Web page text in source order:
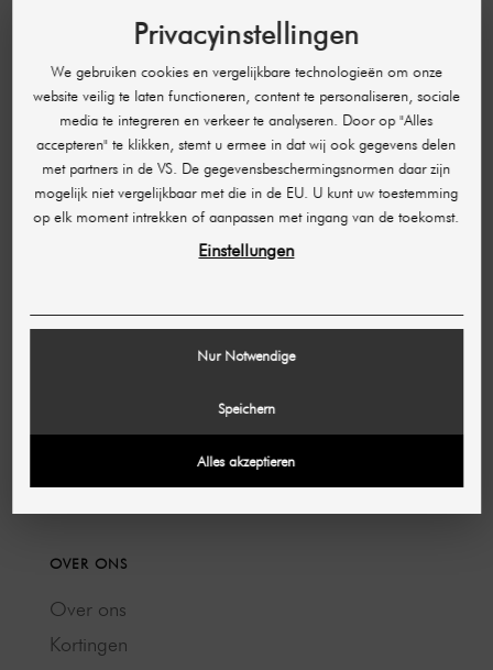
Toegankelijkheid
FAQ
Bestelling beheren
Annulering en retour
Betaalmethoden
Verzending en levertijd
Gegevensbescherming
OVER ONS
Over ons
Kortingen
Privacyinstellingen
We gebruiken cookies en vergelijkbare technologieën om onze
website veilig te laten functioneren, content te personaliseren, sociale
media te integreren en verkeer te analyseren. Door op "Alles
accepteren" te klikken, stemt u ermee in dat wij ook gegevens delen
met partners in de VS. De gegevensbeschermingsnormen daar zijn
mogelijk niet vergelijkbaar met die in de EU. U kunt uw toestemming
op elk moment intrekken of aanpassen met ingang van de toekomst.
Einstellungen
Nur Notwendige
Speichern
Alles akzeptieren